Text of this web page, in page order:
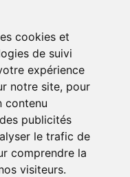
cookies et
de suivi
expérience
notre site, pour
contenu
publicités
le trafic de
comprendre la
visiteurs.